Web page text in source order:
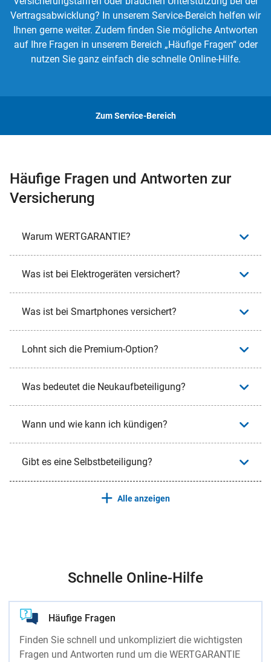
Vertragsabwicklung? In unserem Service-Bereich helfen wir
Ihnen gerne weiter. Zudem finden Sie mögliche Antworten
auf Ihre Fragen in unserem Bereich „Häufige Fragen“ oder
nutzen Sie ganz einfach die schnelle Online-Hilfe.
Zum Service-Bereich
Häufige Fragen und Antworten zur
Versicherung
Warum WERTGARANTIE?
Was ist bei Elektrogeräten versichert?
Was ist bei Smartphones versichert?
Lohnt sich die Premium-Option?
Was bedeutet die Neukaufbeteiligung?
Wann und wie kann ich kündigen?
Gibt es eine Selbstbeteiligung?
Alle anzeigen
Schnelle Online-Hilfe
Häufige Fragen
Finden Sie schnell und unkompliziert die wichtigsten
Fragen und Antworten rund um die WERTGARANTIE